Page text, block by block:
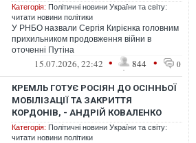
Категорія: Політичні новини України та світу:
читати новини політики
У РНБО назвали Сергія Кирієнка головним
прихильником продовження війни в
оточенні Путіна
15.07.2026, 22:42 • 844 • 0
КРЕМЛЬ ГОТУЄ РОСІЯН ДО ОСІННЬОЇ
МОБІЛІЗАЦІЇ ТА ЗАКРИТТЯ
КОРДОНІВ, - АНДРІЙ КОВАЛЕНКО
Категорія: Політичні новини України та світу:
читати новини політики